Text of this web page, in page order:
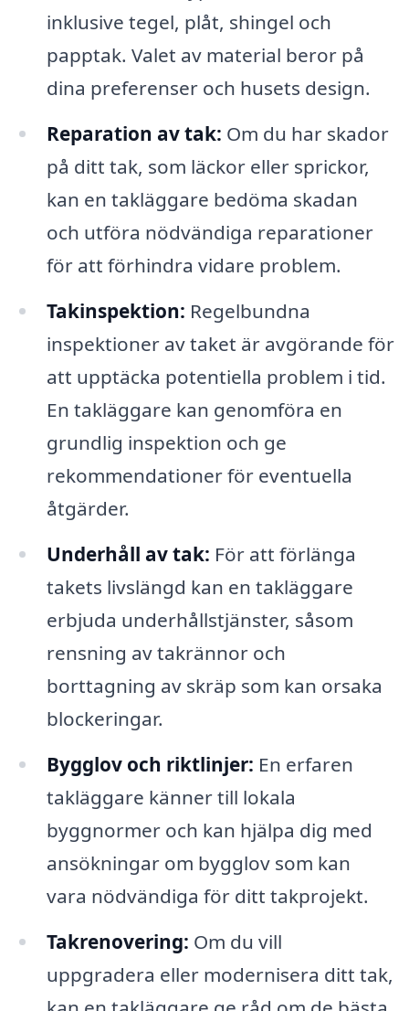
inklusive tegel, plåt, shingel och
papptak. Valet av material beror på
dina preferenser och husets design.
Reparation av tak: Om du har skador
på ditt tak, som läckor eller sprickor,
kan en takläggare bedöma skadan
och utföra nödvändiga reparationer
för att förhindra vidare problem.
Takinspektion: Regelbundna
inspektioner av taket är avgörande för
att upptäcka potentiella problem i tid.
En takläggare kan genomföra en
grundlig inspektion och ge
rekommendationer för eventuella
åtgärder.
Underhåll av tak: För att förlänga
takets livslängd kan en takläggare
erbjuda underhållstjänster, såsom
rensning av takrännor och
borttagning av skräp som kan orsaka
blockeringar.
Bygglov och riktlinjer: En erfaren
takläggare känner till lokala
byggnormer och kan hjälpa dig med
ansökningar om bygglov som kan
vara nödvändiga för ditt takprojekt.
Takrenovering: Om du vill
uppgradera eller modernisera ditt tak,